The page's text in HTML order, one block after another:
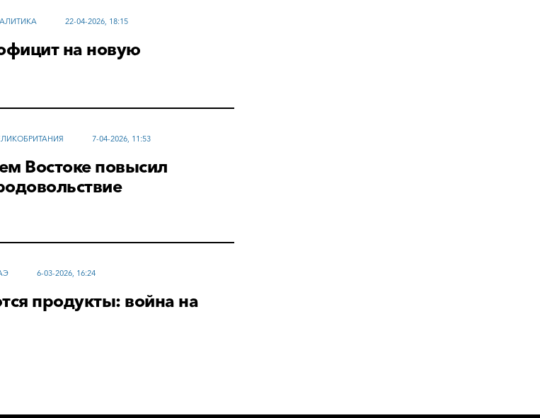
22-04-2026, 18:15
на новую
7-04-2026, 11:53
Востоке повысил
6-03-2026, 16:24
продукты: война на